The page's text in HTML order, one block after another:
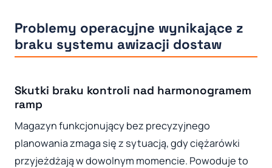
Problemy operacyjne wynikające z
braku systemu awizacji dostaw
Skutki braku kontroli nad harmonogramem
ramp
Magazyn funkcjonujący bez precyzyjnego
planowania zmaga się z sytuacją, gdy ciężarówki
przyjeżdżają w dowolnym momencie. Powoduje to